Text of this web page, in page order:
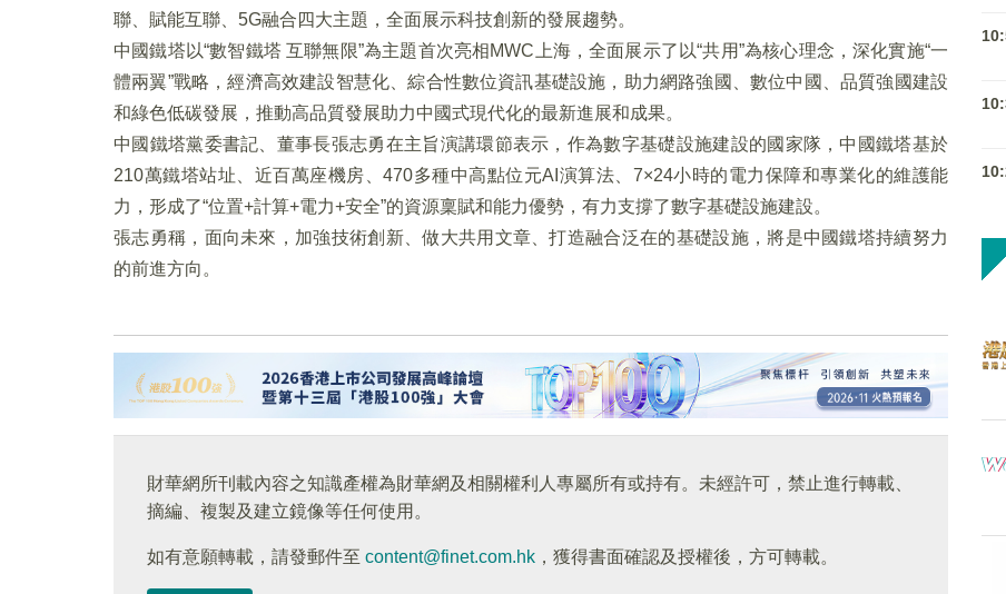
聯、賦能互聯、5G融合四大主題，全面展示科技創新的發展趨勢。
中國鐵塔以“數智鐵塔 互聯無限”為主題首次亮相MWC上海，全面展示了以“共用”為核心理念，深化實施“一
體兩翼”戰略，經濟高效建設智慧化、綜合性數位資訊基礎設施，助力網路強國、數位中國、品質強國建設
和綠色低碳發展，推動高品質發展助力中國式現代化的最新進展和成果。
中國鐵塔黨委書記、董事長張志勇在主旨演講環節表示，作為數字基礎設施建設的國家隊，中國鐵塔基於
210萬鐵塔站址、近百萬座機房、470多種中高點位元AI演算法、7×24小時的電力保障和專業化的維護能
力，形成了“位置+計算+電力+安全”的資源稟賦和能力優勢，有力支撐了數字基礎設施建設。
張志勇稱，面向未來，加強技術創新、做大共用文章、打造融合泛在的基礎設施，將是中國鐵塔持續努力
的前進方向。
財華網所刊載內容之知識產權為財華網及相關權利人專屬所有或持有。未經許可，禁止進行轉載、
摘編、複製及建立鏡像等任何使用。
如有意願轉載，請發郵件至 content@finet.com.hk ，獲得書面確認及授權後，方可轉載。